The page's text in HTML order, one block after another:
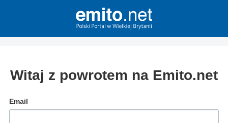
Witaj z powrotem na Emito.net
Email